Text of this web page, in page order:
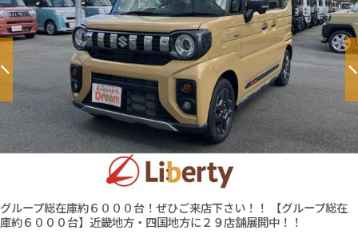
グループ総在庫約６０００台！ぜひご来店下さい！！ 【グループ総在
庫約６０００台】近畿地方・四国地方に２９店舗展開中！！